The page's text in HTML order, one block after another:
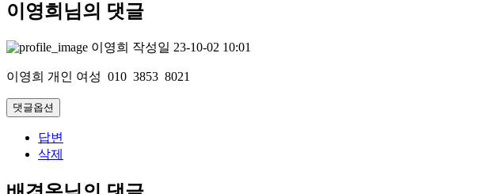
이영희님의 댓글
이영희 작성일 23-10-02 10:01
이영희 개인 여성 010 3853 8021
댓글옵션
답변
삭제